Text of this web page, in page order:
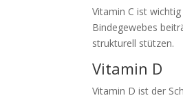
Vitamin C ist
Bindegewebes
strukturell stützen.
Vitamin D
Vitamin D ist der